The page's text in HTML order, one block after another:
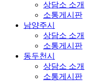
상담소 소개
소통게시판
남양주시
상담소 소개
소통게시판
동두천시
상담소 소개
소통게시판